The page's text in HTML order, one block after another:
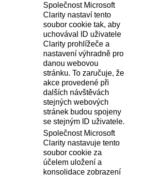
Společnost Microsoft
Clarity nastaví tento
soubor cookie tak, aby
uchovával ID uživatele
Clarity prohlížeče a
nastavení výhradně pro
danou webovou
stránku. To zaručuje, že
akce provedené při
dalších návštěvách
stejných webových
stránek budou spojeny
se stejným ID uživatele.
Společnost Microsoft
Clarity nastavuje tento
soubor cookie za
účelem uložení a
konsolidace zobrazení